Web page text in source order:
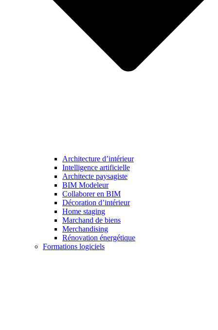
Architecture d’intérieur
Intelligence artificielle
Architecte paysagiste
BIM Modeleur
Collaborer en BIM
Décoration d’intérieur
Home staging
Marchand de biens
Merchandising
Rénovation énergétique
Formations logiciels